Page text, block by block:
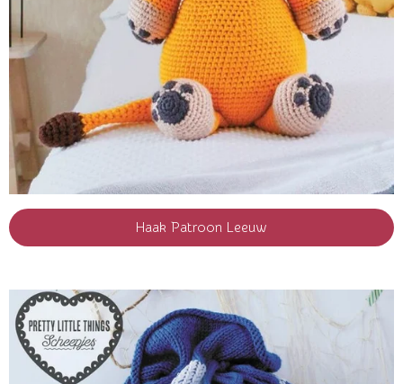
Haak Patroon Leeuw